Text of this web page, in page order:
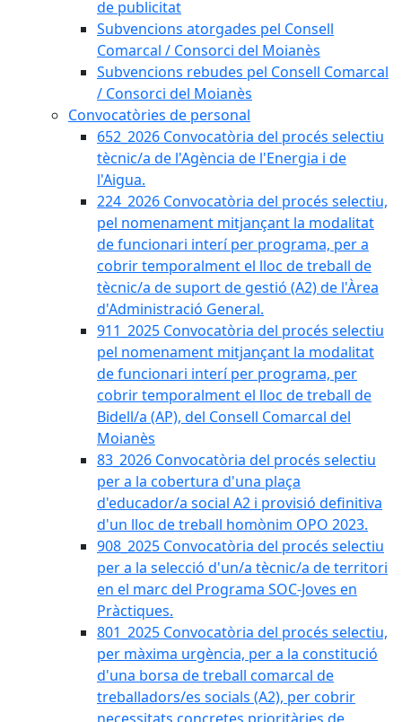
de publicitat
Subvencions atorgades pel Consell
Comarcal / Consorci del Moianès
Subvencions rebudes pel Consell Comarcal
/ Consorci del Moianès
Convocatòries de personal
652_2026 Convocatòria del procés selectiu
tècnic/a de l'Agència de l'Energia i de
l'Aigua.
224_2026 Convocatòria del procés selectiu,
pel nomenament mitjançant la modalitat
de funcionari interí per programa, per a
cobrir temporalment el lloc de treball de
tècnic/a de suport de gestió (A2) de l'Àrea
d'Administració General.
911_2025 Convocatòria del procés selectiu
pel nomenament mitjançant la modalitat
de funcionari interí per programa, per
cobrir temporalment el lloc de treball de
Bidell/a (AP), del Consell Comarcal del
Moianès
83_2026 Convocatòria del procés selectiu
per a la cobertura d'una plaça
d'educador/a social A2 i provisió definitiva
d'un lloc de treball homònim OPO 2023.
908_2025 Convocatòria del procés selectiu
per a la selecció d'un/a tècnic/a de territori
en el marc del Programa SOC-Joves en
Pràctiques.
801_2025 Convocatòria del procés selectiu,
per màxima urgència, per a la constitució
d'una borsa de treball comarcal de
treballadors/es socials (A2), per cobrir